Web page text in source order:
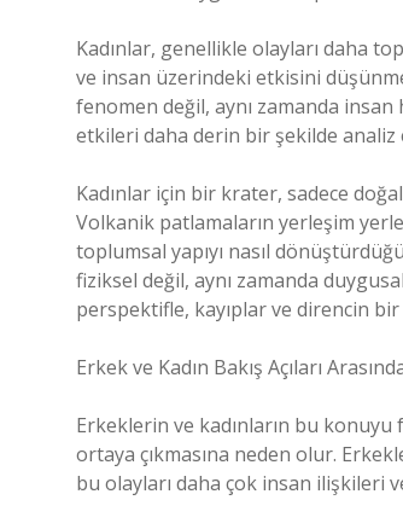
Kadınlar, genellikle olayları daha
ve insan üzerindeki etkisini
fenomen değil, aynı zamanda
etkileri daha derin bir şekilde analiz
Kadınlar için bir krater, sadece
Volkanik patlamaların yerleşim
toplumsal yapıyı nasıl
fiziksel değil, aynı zamanda
perspektifle, kayıplar ve direncin
Erkek ve Kadın Bakış Açıları
Erkeklerin ve kadınların bu konuyu
ortaya çıkmasına neden olur.
bu olayları daha çok insan ilişkileri